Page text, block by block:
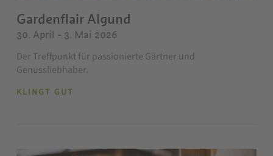
Gardenflair Algund
30. April - 3. Mai 2026
Der Treffpunkt für passionierte Gärtner und
Genussliebhaber.
KLINGT GUT